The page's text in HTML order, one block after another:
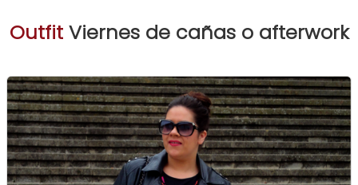
Outfit Viernes de cañas o afterwork